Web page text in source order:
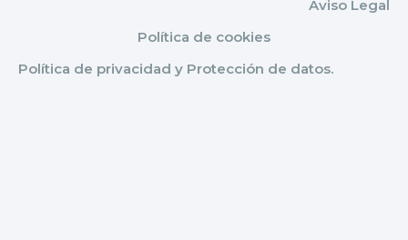
Aviso Legal
Política de cookies
Política de privacidad y Protección de datos.